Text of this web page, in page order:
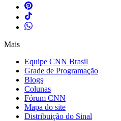
Mais
Equipe CNN Brasil
Grade de Programação
Blogs
Colunas
Fórum CNN
Mapa do site
Distribuição do Sinal